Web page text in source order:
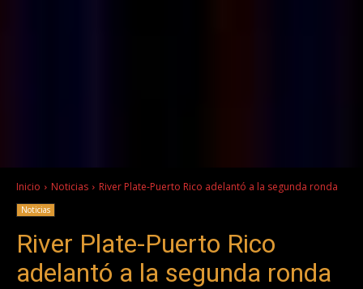
Inicio Noticias River Plate-Puerto Rico adelantó a la segunda ronda
Noticias
River Plate-Puerto Rico
adelantó a la segunda ronda